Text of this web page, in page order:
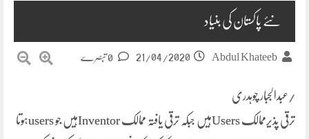
نئے پاکستان کی بنیاد
Abdul Khateeb
21/04/2020
/عبدالجبار چوہدری
ترقی پذیرممالک Usersہیں جبکہ ترقی یافتہ ممالک Inventorہیں جو usersہوتا